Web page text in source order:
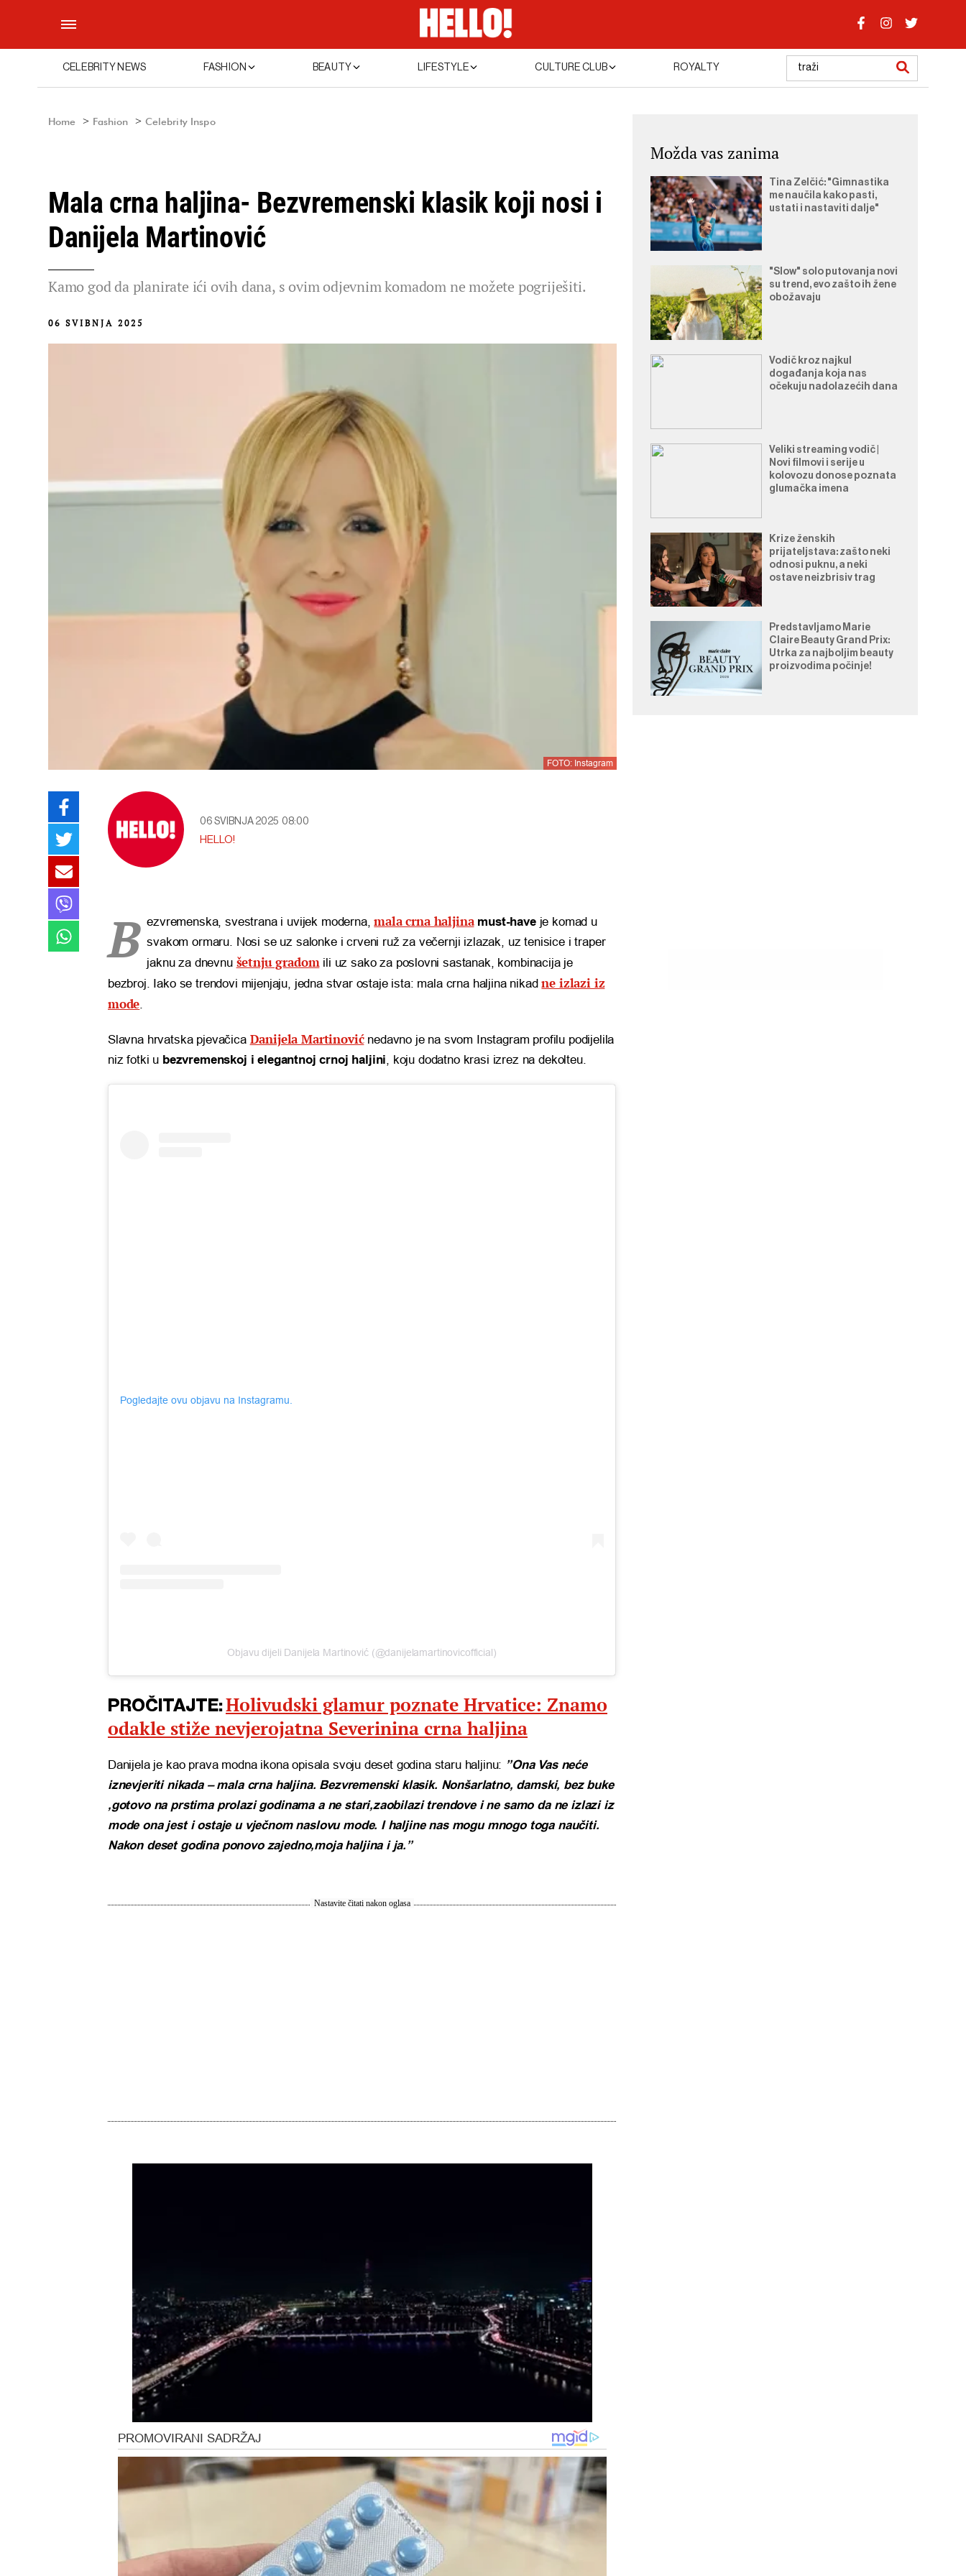
CELEBRITY NEWS FASHION BEAUTY LIFESTYLE CULTURE CLUB ROYALTY
Home Fashion Celebrity Inspo
Mala crna haljina- Bezvremenski klasik koji nosi i
Danijela Martinović
Kamo god da planirate ići ovih dana, s ovim odjevnim komadom ne možete pogriješiti.
06 SVIBNJA 2025
FOTO: Instagram
06 SVIBNJA 2025 08:00
HELLO!
B ezvremenska, svestrana i uvijek moderna,mala crna haljina must-haveje komad u
svakom ormaru. Nosi se uz salonke i crveni ruž za večernji izlazak, uz tenisice i traper
jaknu za dnevnu šetnju gradomili uz sako za poslovni sastanak, kombinacija je
bezbroj. Iako se trendovi mijenjaju, jedna stvar ostaje ista: mala crna haljina nikadne izlazi iz
mode.
Slavna hrvatska pjevačica Danijela Martinovićnedavno je na svom Instagram profilu podijelila
niz fotki u bezvremenskoj i elegantnoj crnoj haljini, koju dodatno krasi izrez na dekolteu.
Pogledajte ovu objavu na Instagramu.
Objavu dijeli Danijela Martinović (@danijelamartinovicofficial)
PROČITAJTE:Holivudski glamur poznate Hrvatice: Znamo
odakle stiže nevjerojatna Severinina crna haljina
Danijela je kao prava modna ikona opisala svoju deset godina staru haljinu: ”Ona Vas neće
iznevjeriti nikada – mala crna haljina. Bezvremenski klasik. Nonšarlatno, damski, bez buke
,gotovo na prstima prolazi godinama a ne stari,zaobilazi trendove i ne samo da ne izlazi iz
mode ona jest i ostaje u vječnom naslovu mode. I haljine nas mogu mnogo toga naučiti.
Nakon deset godina ponovo zajedno,moja haljina i ja.”
Nastavite čitati nakon oglasa
Možda vas zanima
Tina Zelčić: "Gimnastika
me naučila kako pasti,
ustati i nastaviti dalje"
"Slow" solo putovanja novi
su trend, evo zašto ih žene
obožavaju
Vodič kroz najkul
događanja koja nas
očekuju nadolazećih dana
Veliki streaming vodič |
Novi filmovi i serije u
kolovozu donose poznata
glumačka imena
Krize ženskih
prijateljstava: zašto neki
odnosi puknu, a neki
ostave neizbrisiv trag
Predstavljamo Marie
Claire Beauty Grand Prix:
Utrka za najboljim beauty
proizvodima počinje!